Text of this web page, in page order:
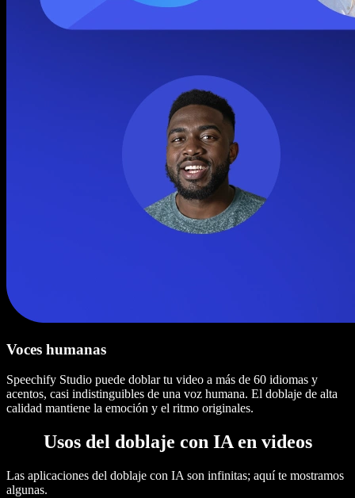
Voces humanas
Speechify Studio puede doblar tu video a más de 60 idiomas y
acentos, casi indistinguibles de una voz humana. El doblaje de alta
calidad mantiene la emoción y el ritmo originales.
Usos del doblaje con IA en videos
Las aplicaciones del doblaje con IA son infinitas; aquí te mostramos
algunas.